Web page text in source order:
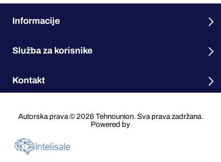
Informacije
Služba za korisnike
Kontakt
Autorska prava © 2026 Tehnounion. Sva prava zadržana.
Powered by